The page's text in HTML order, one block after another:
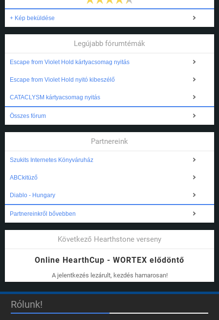
+ Kép beküldése
Legújabb fórumtémák
Escape from Violet Hold kártyacsomag nyitás
Escape from Violet Hold nyitó kibeszélő
CATACLYSM kártyacsomag nyitás
Összes fórum
Partnereink
Szukits Internetes Könyváruház
ABCkitüző
Diablo - Hungary
Partnereinkről bővebben
Következő Hearthstone verseny
Online HearthCup - WORTEX elődöntő
A jelentkezés lezárult, kezdés hamarosan!
Rólunk!